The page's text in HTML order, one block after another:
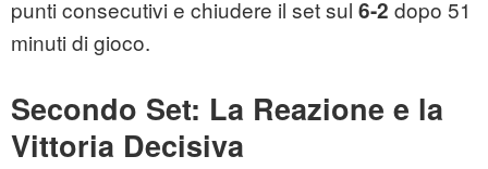
punti consecutivi e chiudere il set sul 6-2 dopo 51
minuti di gioco.
Secondo Set: La Reazione e la
Vittoria Decisiva